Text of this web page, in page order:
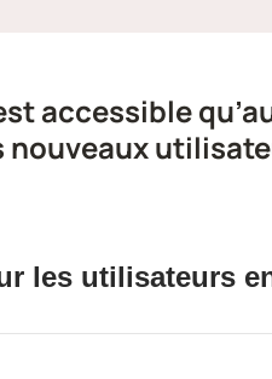
accessible
nouveaux
les utilisateurs